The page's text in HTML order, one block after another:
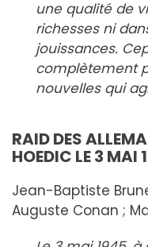
une qualité de
richesses ni
jouissances.
complètement
nouvelles qui
RAID DES
HOEDIC LE 3 MAI
Jean-Baptiste
Auguste Conan ;